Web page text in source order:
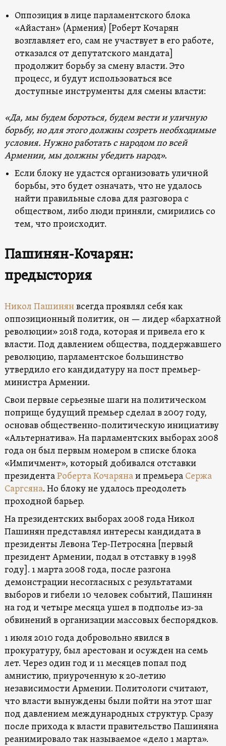
Оппозиция в лице парламентского блока
«Айастан» (Армения) [Роберт Кочарян
возглавляет его, сам не участвует в его работе,
отказался от депутатского мандата]
продолжит борьбу за смену власти. Это
процесс, и будут использоваться все
доступные инструменты для смены власти:
«Да, мы будем бороться, будем вести и уличную
борьбу, но для этого должны созреть необходимые
условия. Нужно работать с народом по всей
Армении, мы должны убедить народ».
Если блоку не удастся организовать уличной
борьбы, это будет означать, что не удалось
найти правильные слова для разговора с
обществом, либо люди приняли, смирились со
тем, что происходит.
Пашинян-Кочарян:
предыстория
Никол Пашинянвсегда проявлял себя как
оппозиционный политик, он — лидер «бархатной
революции» 2018 года, которая и привела его к
власти. Под давлением общества, поддержавшего
революцию, парламентское большинство
утвердило его кандидатуру на пост премьер-
министра Армении.
Свои первые серьезные шаги на политическом
поприще будущий премьер сделал в 2007 году,
основав общественно-политическую инициативу
«Альтернатива». На парламентских выборах 2008
года он был первым номером в списке блока
«Импичмент», который добивался отставки
президентаРоберта Кочарянаи премьера Сержа
Саргсяна. Но блоку не удалось преодолеть
проходной барьер.
На президентских выборах 2008 года Никол
Пашинян представлял интересы кандидата в
президенты Левона Тер-Петросяна [первый
президент Армении, подал в отставку в 1998
году]. 1 марта 2008 года, после разгона
демонстрации несогласных с результатами
выборов и гибели 10 человек событий, Пашинян
на год и четыре месяца ушел в подполье из-за
обвинений в организации массовых беспорядков.
1 июля 2010 года добровольно явился в
прокуратуру, был арестован и осужден на семь
лет. Через один год и 11 месяцев попал под
амнистию, приуроченную к 20-летию
независимости Армении. Политологи считают,
что власти вынуждены были пойти на этот шаг
под давлением международных структур. Сразу
после прихода к власти правительство Пашиняна
реанимировало так называемое «дело 1 марта».